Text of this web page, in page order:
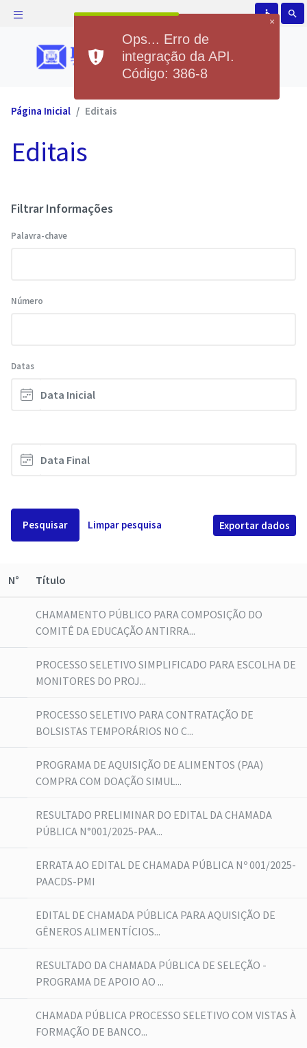
accessible search
Página Inicial Editais
Editais
Filtrar Informações
Palavra-chave
Número
Datas
Pesquisar Limpar pesquisa Exportar dados
N° Título
CHAMAMENTO PÚBLICO PARA COMPOSIÇÃO DO
COMITÊ DA EDUCAÇÃO ANTIRRA...
PROCESSO SELETIVO SIMPLIFICADO PARA ESCOLHA DE
MONITORES DO PROJ...
PROCESSO SELETIVO PARA CONTRATAÇÃO DE
BOLSISTAS TEMPORÁRIOS NO C...
PROGRAMA DE AQUISIÇÃO DE ALIMENTOS (PAA)
COMPRA COM DOAÇÃO SIMUL...
RESULTADO PRELIMINAR DO EDITAL DA CHAMADA
PÚBLICA N°001/2025-PAA...
ERRATA AO EDITAL DE CHAMADA PÚBLICA Nº 001/2025-
PAACDS-PMI
EDITAL DE CHAMADA PÚBLICA PARA AQUISIÇÃO DE
GÊNEROS ALIMENTÍCIOS...
RESULTADO DA CHAMADA PÚBLICA DE SELEÇÃO -
PROGRAMA DE APOIO AO ...
CHAMADA PÚBLICA PROCESSO SELETIVO COM VISTAS À
FORMAÇÃO DE BANCO...
×
Ops... Erro de
integração da API.
Código: 386-8